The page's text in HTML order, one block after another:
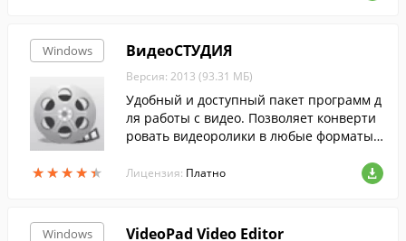
Windows
★★★★★
★★★★★
ВидеоСТУДИЯ
Версия: 2013 (93.31 МБ)
Удобный и доступный пакет программ д
ля работы с видео. Позволяет конверти
ровать видеоролики в любые форматы,
иски и пр.
Лицензия: Платно
Windows VideoPad Video Editor